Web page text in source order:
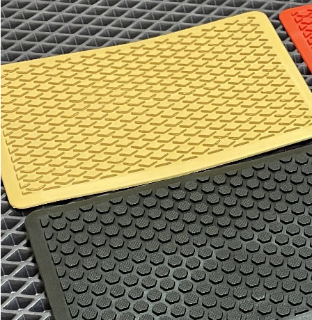
Отдельные коврики
EVA
Эконом